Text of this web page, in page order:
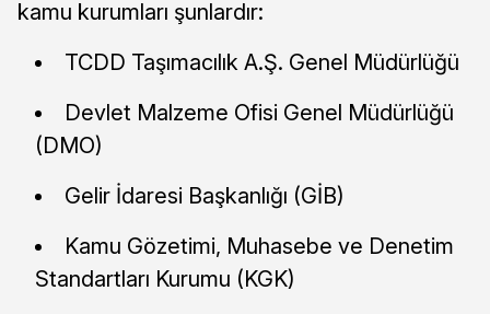
kamu kurumları şunlardır:
TCDD Taşımacılık A.Ş. Genel Müdürlüğü
Devlet Malzeme Ofisi Genel Müdürlüğü
(DMO)
Gelir İdaresi Başkanlığı (GİB)
Kamu Gözetimi, Muhasebe ve Denetim
Standartları Kurumu (KGK)